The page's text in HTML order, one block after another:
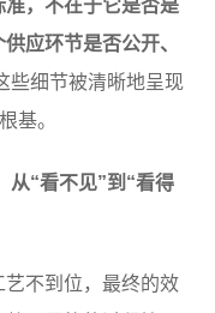
准，不在于它是否是
应环节是否公开、
些细节被清晰地呈现
基。
从“看不见”到“看得
不到位，最终的效